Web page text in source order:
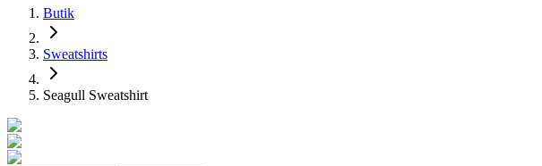
Butik
Sweatshirts
Seagull Sweatshirt